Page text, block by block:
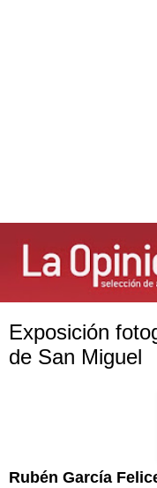
Exposición
de San Miguel
Rubén García